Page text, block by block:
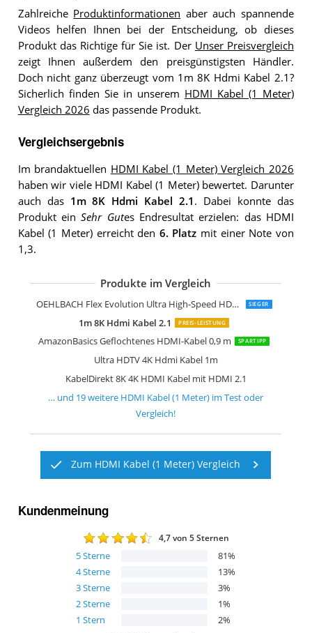
Zahlreiche Produktinformationen aber auch spannende
Videos helfen Ihnen bei der Entscheidung, ob dieses
Produkt das Richtige für Sie ist. Der Unser Preisvergleich
zeigt Ihnen außerdem den preisgünstigsten Händler.
Doch nicht ganz überzeugt vom 1m 8K Hdmi Kabel 2.1?
Sicherlich finden Sie in unserem HDMI Kabel (1 Meter)
Vergleich 2026 das passende Produkt.
Vergleichsergebnis
Im brandaktuellen HDMI Kabel (1 Meter) Vergleich 2026
haben wir viele HDMI Kabel (1 Meter) bewertet. Darunter
auch das 1m 8K Hdmi Kabel 2.1 . Dabei konnte das
Produkt einSehr Gutes Endresultat erzielen: das HDMI
Kabel (1 Meter) erreicht den 6. Platz mit einer Note von
1,3.
Produkte im Vergleich
OEHLBACH Flex Evolution Ultra High-Speed HDMI-Kabel SIEGER
1m 8K Hdmi Kabel 2.1 PREIS-LEISTUNG
AmazonBasics Geflochtenes HDMI-Kabel 0,9 m SPARTIPP
Ultra HDTV 4K Hdmi Kabel 1m
KabelDirekt 8K 4K HDMI Kabel mit HDMI 2.1
KabelDirekt 4K Hdmi Kabel 1m Pro
CSL-Computer CSL 8k Hdmi Kabel
Hama Hdmi Kabel 1 m lang Ultra HD
StarTech.com 1m Hdmi 2.1 Kabel 8K
KabelDirekt 10K & 8K Hdmi Kabel
KabelDirekt 4K Hdmi Kabel 1m
deleyCON 1m Hdmi Kabel Hdmi 2.0
UGREEN 8k Hdmi Kabel 2.1
Ultra HDTV 8K Hdmi Kabel
Zertifiziertes 10K 8K Hdmi 2.1 Kabel
CSL-Computer CSL 8k Hdmi Kabel
CSL-Computer CSL 8k 4k Hdmi Kabel
Highwings Hdmi 2.1 Kabel 1m 8K
8K Hdmi Kabel 2.1
… und 19weitere HDMI Kabel (1 Meter) im Test oder
Vergleich!
Zum HDMI Kabel (1 Meter) Vergleich
Kundenmeinung
4,7von 5 Sternen
5Sterne 81%
4Sterne 13%
3Sterne 3%
2Sterne 1%
1 Stern 2%